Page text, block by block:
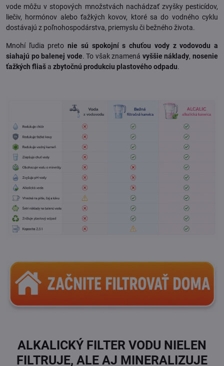
vode môžu v stopových množstvách nachádzať zvyšky pesticídov,
liečiv, hormónov alebo ťažkých kovov, ktoré sa do vodného cyklu
dostávajú z poľnohospodárstva, priemyslu či bežného života.
Mnohí ľudia pretonie sú spokojní s chuťou vody z vodovodu a
siahajú po balenej vode. To však znamená vyššie náklady,nosenie
ťažkých fliaš a zbytočnú produkciu plastového odpadu.
ALKALICKÝ FILTER VODU NIELEN
FILTRUJE, ALE AJ MINERALIZUJE